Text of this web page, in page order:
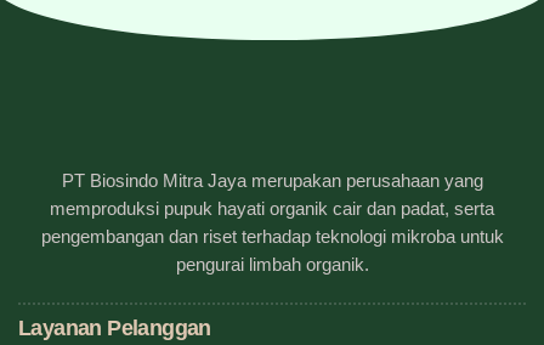
PT Biosindo Mitra Jaya merupakan perusahaan yang
memproduksi pupuk hayati organik cair dan padat, serta
pengembangan dan riset terhadap teknologi mikroba untuk
pengurai limbah organik.
Layanan Pelanggan